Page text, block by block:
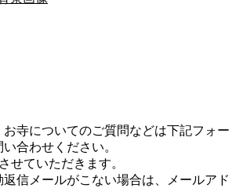
お寺についてのご質問などは下記フォー
合わせください。
せていただきます。
信メールがこない場合は、メールアド